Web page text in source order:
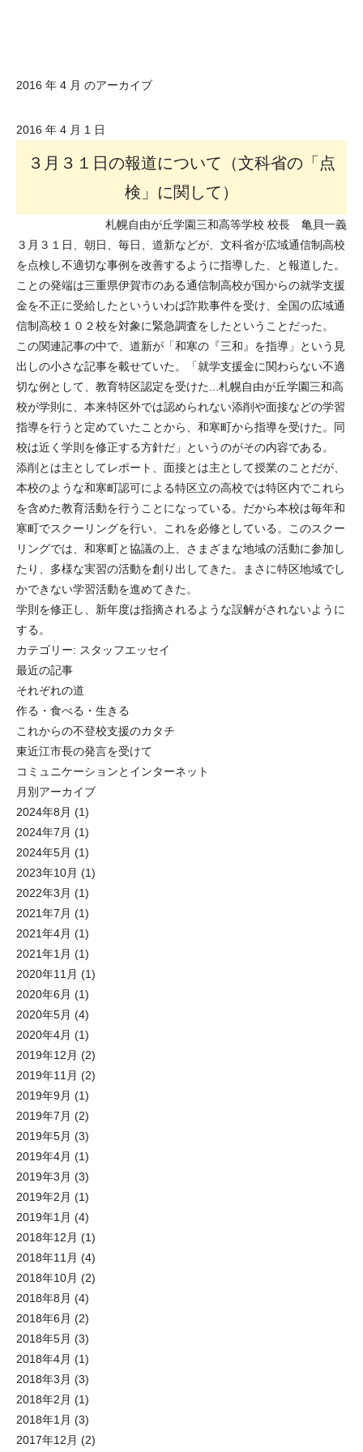
2016 年 4 月 のアーカイブ
2016 年 4 月 1 日
３月３１日の報道について（文科省の「点
検」に関して）
札幌自由が丘学園三和高等学校 校長 亀貝一義
３月３１日、朝日、毎日、道新などが、文科省が広域通信制高校
を点検し不適切な事例を改善するように指導した、と報道した。
ことの発端は三重県伊賀市のある通信制高校が国からの就学支援
金を不正に受給したといういわば詐欺事件を受け、全国の広域通
信制高校１０２校を対象に緊急調査をしたということだった。
この関連記事の中で、道新が「和寒の『三和』を指導」という見
出しの小さな記事を載せていた。「就学支援金に関わらない不適
切な例として、教育特区認定を受けた...札幌自由が丘学園三和高
校が学則に、本来特区外では認められない添削や面接などの学習
指導を行うと定めていたことから、和寒町から指導を受けた。同
校は近く学則を修正する方針だ」というのがその内容である。
添削とは主としてレポート、面接とは主として授業のことだが、
本校のような和寒町認可による特区立の高校では特区内でこれら
を含めた教育活動を行うことになっている。だから本校は毎年和
寒町でスクーリングを行い、これを必修としている。このスクー
リングでは、和寒町と協議の上、さまざまな地域の活動に参加し
たり、多様な実習の活動を創り出してきた。まさに特区地域でし
かできない学習活動を進めてきた。
学則を修正し、新年度は指摘されるような誤解がされないように
する。
カテゴリー: スタッフエッセイ
最近の記事
それぞれの道
作る・食べる・生きる
これからの不登校支援のカタチ
東近江市長の発言を受けて
コミュニケーションとインターネット
月別アーカイブ
2024年8月 (1)
2024年7月 (1)
2024年5月 (1)
2023年10月 (1)
2022年3月 (1)
2021年7月 (1)
2021年4月 (1)
2021年1月 (1)
2020年11月 (1)
2020年6月 (1)
2020年5月 (4)
2020年4月 (1)
2019年12月 (2)
2019年11月 (2)
2019年9月 (1)
2019年7月 (2)
2019年5月 (3)
2019年4月 (1)
2019年3月 (3)
2019年2月 (1)
2019年1月 (4)
2018年12月 (1)
2018年11月 (4)
2018年10月 (2)
2018年8月 (4)
2018年6月 (2)
2018年5月 (3)
2018年4月 (1)
2018年3月 (3)
2018年2月 (1)
2018年1月 (3)
2017年12月 (2)